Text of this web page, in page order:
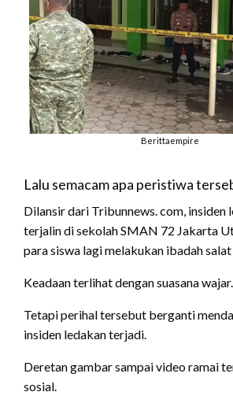
Berittaempire
Lalu semacam apa peristiwa
Dilansir dari Tribunnews. com, insiden
terjalin di sekolah SMAN 72 Jakarta
para siswa lagi melakukan ibadah
Keadaan terlihat dengan suasana wajar.
Tetapi perihal tersebut berganti
insiden ledakan terjadi.
Deretan gambar sampai video ramai
sosial.